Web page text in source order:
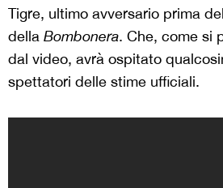
Tigre, ultimo avversario prima
della Bombonera. Che, come si
dal video, avrà ospitato
spettatori delle stime ufficiali.